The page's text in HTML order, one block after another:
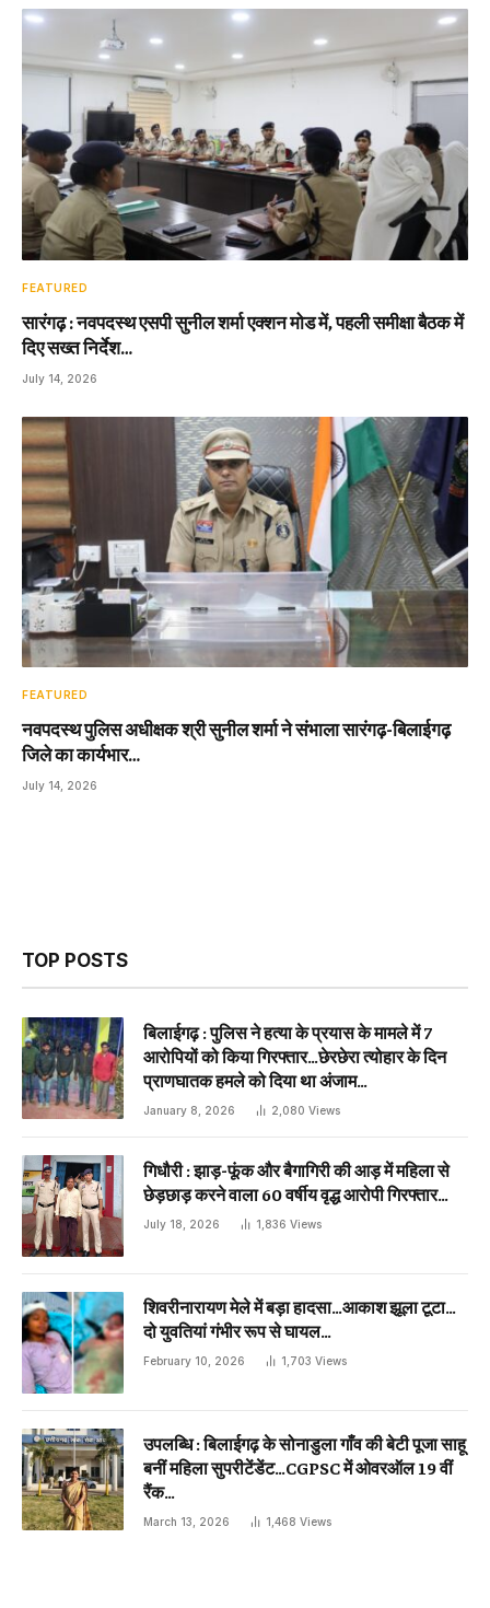
FEATURED
सारंगढ़ : नवपदस्थ एसपी सुनील शर्मा एक्शन मोड में, पहली समीक्षा बैठक में
दिए सख्त निर्देश…
July 14, 2026
FEATURED
नवपदस्थ पुलिस अधीक्षक श्री सुनील शर्मा ने संभाला सारंगढ़-बिलाईगढ़
जिले का कार्यभार…
July 14, 2026
TOP POSTS
बिलाईगढ़ : पुलिस ने हत्या के प्रयास के मामले में 7
आरोपियों को किया गिरफ्तार…छेरछेरा त्योहार के दिन
प्राणघातक हमले को दिया था अंजाम…
January 8, 2026 2,080 Views
गिधौरी : झाड़-फूंक और बैगागिरी की आड़ में महिला से
छेड़छाड़ करने वाला 60 वर्षीय वृद्ध आरोपी गिरफ्तार…
July 18, 2026 1,836 Views
शिवरीनारायण मेले में बड़ा हादसा…आकाश झूला टूटा…
दो युवतियां गंभीर रूप से घायल…
February 10, 2026 1,703 Views
उपलब्धि : बिलाईगढ़ के सोनाडुला गाँव की बेटी पूजा साहू
बनीं महिला सुपरीटेंडेंट…CGPSC में ओवरऑल 19 वीं
रैंक…
March 13, 2026 1,468 Views